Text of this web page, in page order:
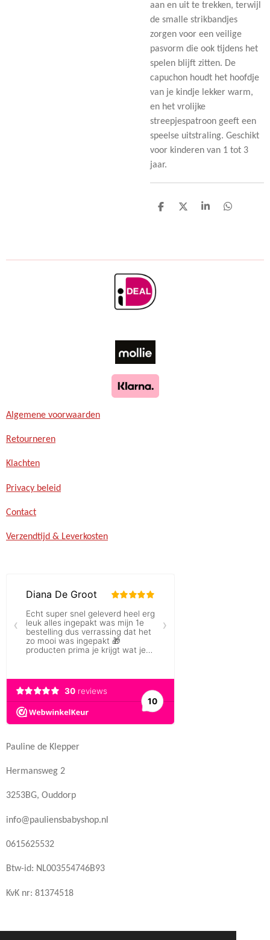
aan en uit te trekken, terwijl
de smalle strikbandjes
zorgen voor een veilige
pasvorm die ook tijdens het
spelen blijft zitten. De
capuchon houdt het hoofdje
van je kindje lekker warm,
en het vrolijke
streepjespatroon geeft een
speelse uitstraling. Geschikt
voor kinderen van 1 tot 3
jaar.
D
D
S
D
Algemene voorwaarden
Retourneren
Klachten
Privacy beleid
Contact
Verzendtijd & Leverkosten
Pauline de Klepper
Hermansweg 2
3253BG, Ouddorp
info@pauliensbabyshop.nl
0615625532
Btw-id: NL003554746B93
KvK nr: 81374518